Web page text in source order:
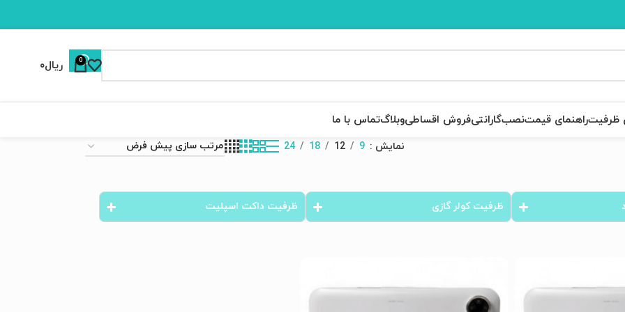
0 ریال۰
ظرفیتراهنمای قیمتنصبگارانتیفروش اقساطیوبلاگتماس با ما
نمایش 9
12
18
24
ظرفیت کولر گازی ظرفیت داکت اسپلیت